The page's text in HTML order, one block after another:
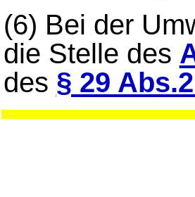
(6) Bei der
die Stelle des
des § 29